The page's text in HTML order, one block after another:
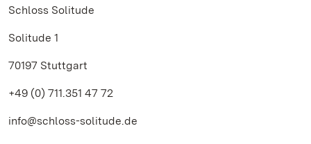
Schloss Solitude
Solitude 1
70197 Stuttgart
+49 (0) 711.351 47 72
info@schloss-solitude.de